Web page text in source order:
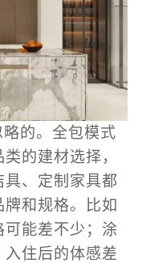
的。全包模式
的建材选择，
具、定制家具都
和规格。比如
能差不少；涂
住后的体感差